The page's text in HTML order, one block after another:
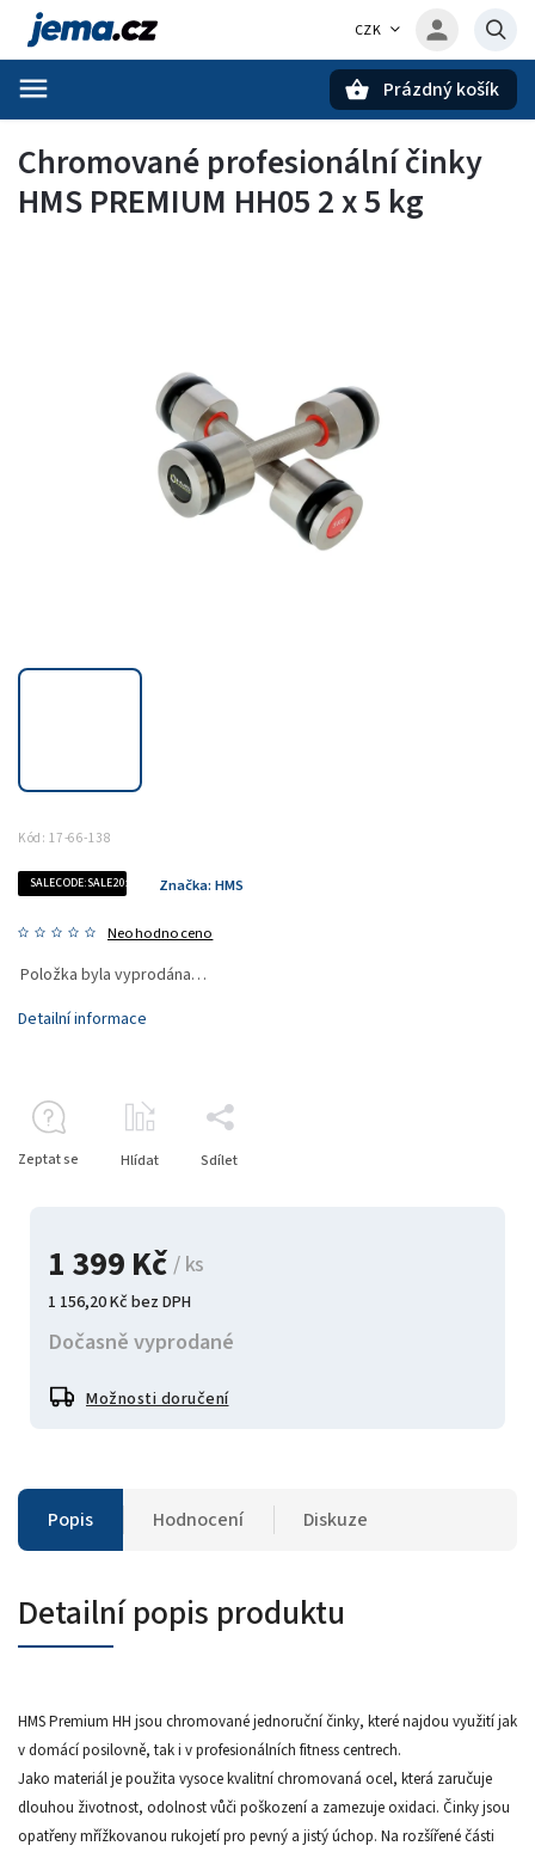
CZK
Prázdný košík
Chromované profesionální činky
HMS PREMIUM HH05 2 x 5 kg
Kód: 17-66-138
SALECODE:SALE20:20:%
Neohodnoceno
Značka: HMS
1 399 Kč/ ks
1 156,20 Kč bez DPH
Dočasně vyprodané
Možnosti doručení
Položka byla vyprodána…
Detailní informace
Zeptat se Hlídat Sdílet
Popis Hodnocení Diskuze
Detailní popis produktu
HMS Premium HH jsou chromované jednoruční činky, které najdou využití jak
v domácí posilovně, tak i v profesionálních fitness centrech.
Jako materiál je použita vysoce kvalitní chromovaná ocel, která zaručuje
dlouhou životnost, odolnost vůči poškození a zamezuje oxidaci. Činky jsou
opatřeny mřížkovanou rukojetí pro pevný a jistý úchop. Na rozšířené části